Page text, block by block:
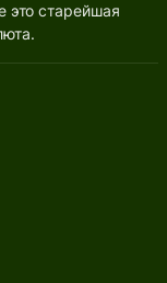
это старейшая